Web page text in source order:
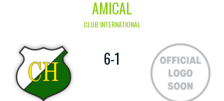
AMICAL
CLUB INTERNATIONAL
6-1